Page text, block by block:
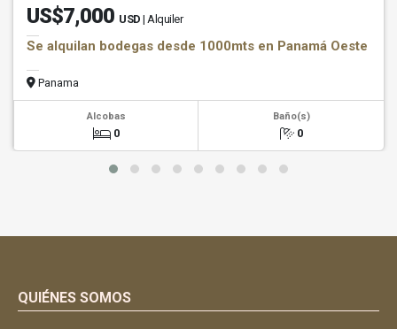
US$7,000 USD | Alquiler
Se alquilan bodegas desde 1000mts en Panamá Oeste
Panama
Alcobas
0
Baño(s)
0
QUIÉNES SOMOS